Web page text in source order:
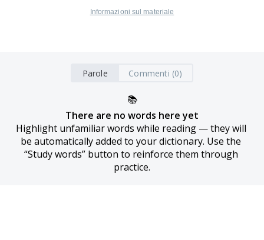
Informazioni sul materiale
Parole Commenti (0)
📚
There are no words here yet
Highlight unfamiliar words while reading — they will
be automatically added to your dictionary. Use the
“Study words” button to reinforce them through
practice.